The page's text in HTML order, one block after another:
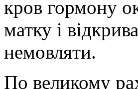
кров гормону
матку і
немовляти.
По великому